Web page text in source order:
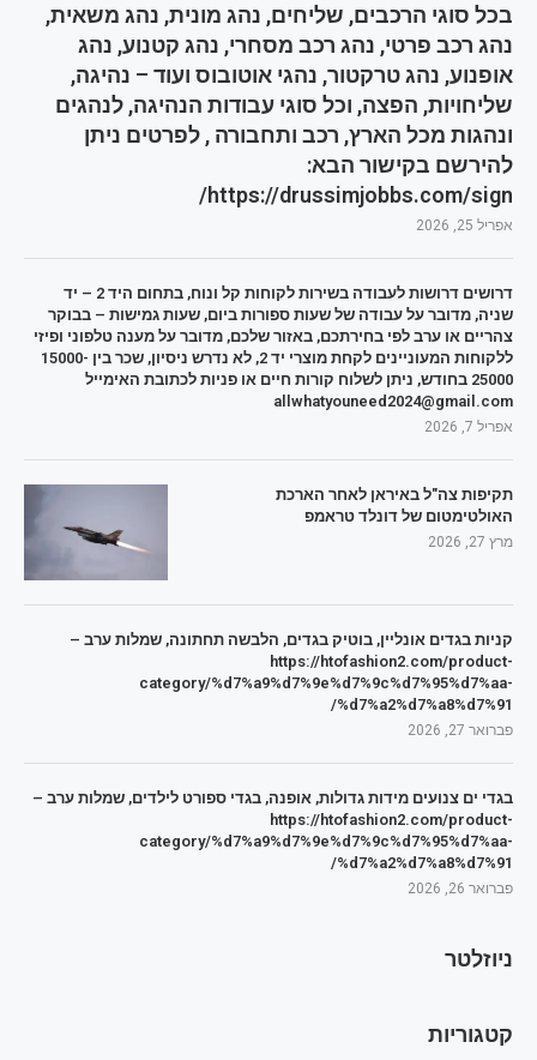
בכל סוגי הרכבים, שליחים, נהג מונית, נהג משאית,
נהג רכב פרטי, נהג רכב מסחרי, נהג קטנוע, נהג
אופנוע, נהג טרקטור, נהגי אוטובוס ועוד – נהיגה,
שליחויות, הפצה, וכל סוגי עבודות הנהיגה, לנהגים
ונהגות מכל הארץ, רכב ותחבורה , לפרטים ניתן
להירשם בקישור הבא:
https://drussimjobbs.com/sign/
אפריל 25, 2026
דרושים דרושות לעבודה בשירות לקוחות קל ונוח, בתחום היד 2 – יד
שניה, מדובר על עבודה של שעות ספורות ביום, שעות גמישות – בבוקר
צהריים או ערב לפי בחירתכם, באזור שלכם, מדובר על מענה טלפוני ופיזי
ללקוחות המעוניינים לקחת מוצרי יד 2, לא נדרש ניסיון, שכר בין 15000-
25000 בחודש, ניתן לשלוח קורות חיים או פניות לכתובת האימייל
allwhatyouneed2024@gmail.com
אפריל 7, 2026
תקיפות צה"ל באיראן לאחר הארכת
האולטימטום של דונלד טראמפ
מרץ 27, 2026
קניות בגדים אונליין, בוטיק בגדים, הלבשה תחתונה, שמלות ערב –
https://htofashion2.com/product-
category/%d7%a9%d7%9e%d7%9c%d7%95%d7%aa-
%d7%a2%d7%a8%d7%91/
פברואר 27, 2026
בגדי ים צנועים מידות גדולות, אופנה, בגדי ספורט לילדים, שמלות ערב –
https://htofashion2.com/product-
category/%d7%a9%d7%9e%d7%9c%d7%95%d7%aa-
%d7%a2%d7%a8%d7%91/
פברואר 26, 2026
ניוזלטר
קטגוריות